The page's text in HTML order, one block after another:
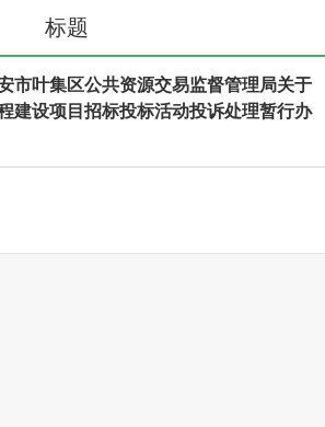
标题
市叶集区公共资源交易监督管理局关于
建设项目招标投标活动投诉处理暂行办